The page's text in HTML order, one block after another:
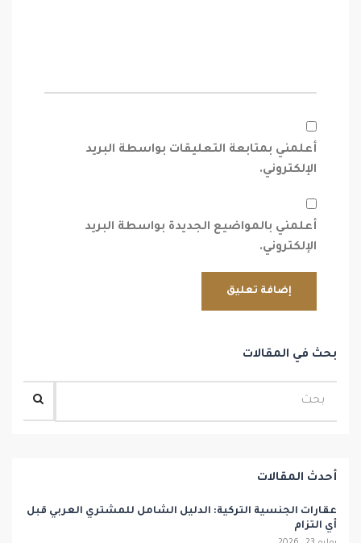
أعلمني بمتابعة التعليقات بواسطة البريد
الإلكتروني.
أعلمني بالمواضيع الجديدة بواسطة البريد
الإلكتروني.
بحث في المقالات
أحدث المقالات
عقارات الجنسية التركية: الدليل الشامل للمشتري العربي قبل
أي التزام